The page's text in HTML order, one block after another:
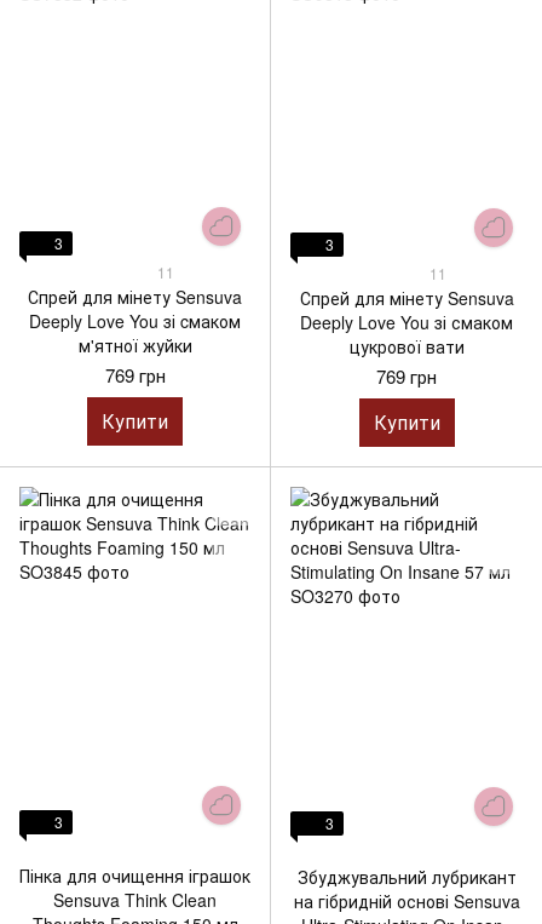
3
11
Спрей для мінету Sensuva
Deeply Love You зі cмаком
м'ятної жуйки
769 грн
Купити
3
11
Спрей для мінету Sensuva
Deeply Love You зі смаком
цукрової вати
769 грн
Купити
3
Пінка для очищення іграшок
Sensuva Think Clean
3
Збуджувальний лубрикант
на гібридній основі Sensuva